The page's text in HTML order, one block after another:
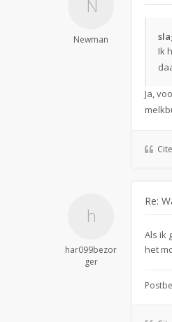
Newman
Ik
Ja,
har099bezor
ger
Re:
Als ik
het